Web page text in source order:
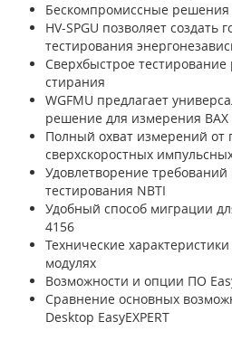
Бескомпромиссные
HV-SPGU позволяет создать
тестирования
Сверхбыстрое тестирование
стирания
WGFMU предлагает
решение для измерения ВАХ
Полный охват измерений от
сверхскоростных
Удовлетворение
тестирования NBTI
Удобный способ миграции
4156
Технические
модулях
Возможности и опции ПО
Сравнение основных
Desktop EasyEXPERT